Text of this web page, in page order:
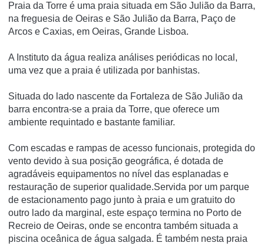
Praia da Torre é uma praia situada em São Julião da Barra,
na freguesia de Oeiras e São Julião da Barra, Paço de
Arcos e Caxias, em Oeiras, Grande Lisboa.
A Instituto da água realiza análises periódicas no local,
uma vez que a praia é utilizada por banhistas.
Situada do lado nascente da Fortaleza de São Julião da
barra encontra-se a praia da Torre, que oferece um
ambiente requintado e bastante familiar.
Com escadas e rampas de acesso funcionais, protegida do
vento devido à sua posição geográfica, é dotada de
agradáveis equipamentos no nível das esplanadas e
restauração de superior qualidade.Servida por um parque
de estacionamento pago junto à praia e um gratuito do
outro lado da marginal, este espaço termina no Porto de
Recreio de Oeiras, onde se encontra também situada a
piscina oceânica de água salgada. É também nesta praia